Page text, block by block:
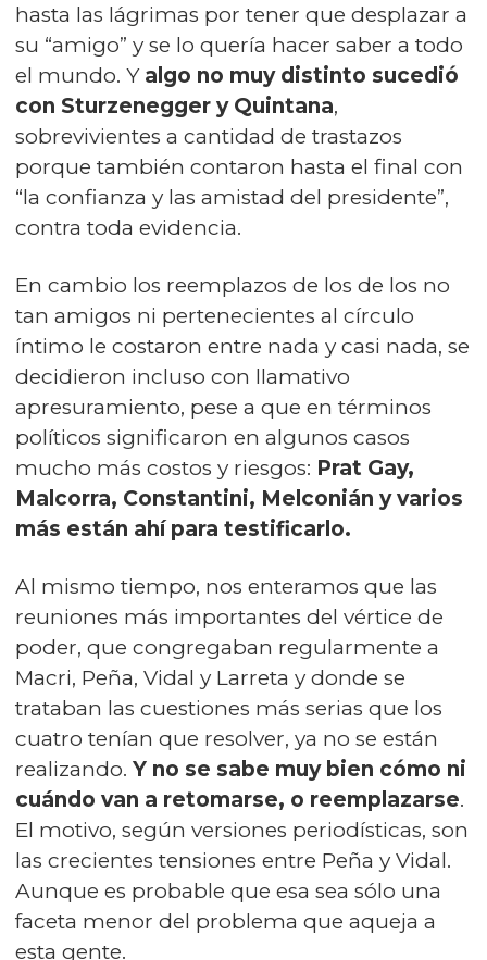
hasta las lágrimas por tener que desplazar a
su “amigo” y se lo quería hacer saber a todo
el mundo. Y algo no muy distinto sucedió
con Sturzenegger y Quintana,
sobrevivientes a cantidad de trastazos
porque también contaron hasta el final con
“la confianza y las amistad del presidente”,
contra toda evidencia.
En cambio los reemplazos de los de los no
tan amigos ni pertenecientes al círculo
íntimo le costaron entre nada y casi nada, se
decidieron incluso con llamativo
apresuramiento, pese a que en términos
políticos significaron en algunos casos
mucho más costos y riesgos: Prat Gay,
Malcorra, Constantini, Melconián y varios
más están ahí para testificarlo.
Al mismo tiempo, nos enteramos que las
reuniones más importantes del vértice de
poder, que congregaban regularmente a
Macri, Peña, Vidal y Larreta y donde se
trataban las cuestiones más serias que los
cuatro tenían que resolver, ya no se están
realizando. Y no se sabe muy bien cómo ni
cuándo van a retomarse, o reemplazarse.
El motivo, según versiones periodísticas, son
las crecientes tensiones entre Peña y Vidal.
Aunque es probable que esa sea sólo una
faceta menor del problema que aqueja a
esta gente.